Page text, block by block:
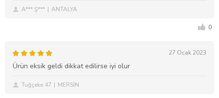
A*** Ş*** ANTALYA
0
27 Ocak 2023
Ürün eksik geldi dikkat edilirse iyi olur
Tuğçeke 47 MERSİN